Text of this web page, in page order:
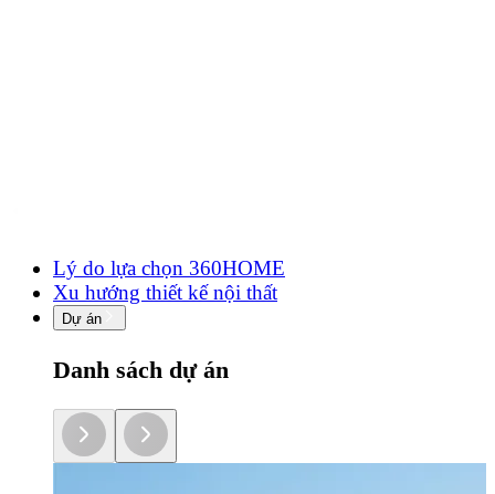
Lý do lựa chọn 360HOME
Xu hướng thiết kế nội thất
Dự án
Danh sách dự án